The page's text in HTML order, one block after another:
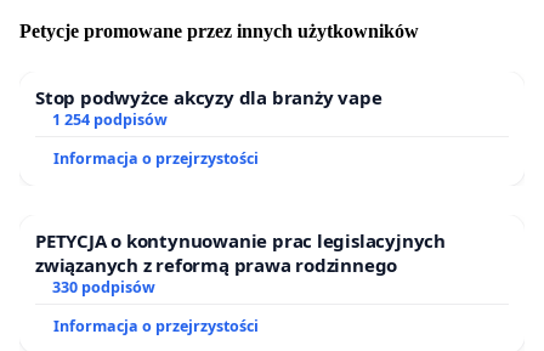
Petycje promowane przez innych użytkowników
Stop podwyżce akcyzy dla branży vape
1 254 podpisów
Informacja o przejrzystości
PETYCJA o kontynuowanie prac legislacyjnych
związanych z reformą prawa rodzinnego
330 podpisów
Informacja o przejrzystości